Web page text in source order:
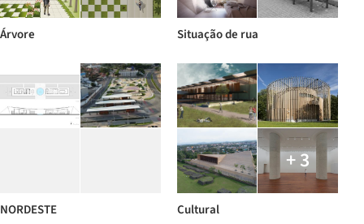
Árvore Situação de rua
NORDESTE
+ 3
Cultural